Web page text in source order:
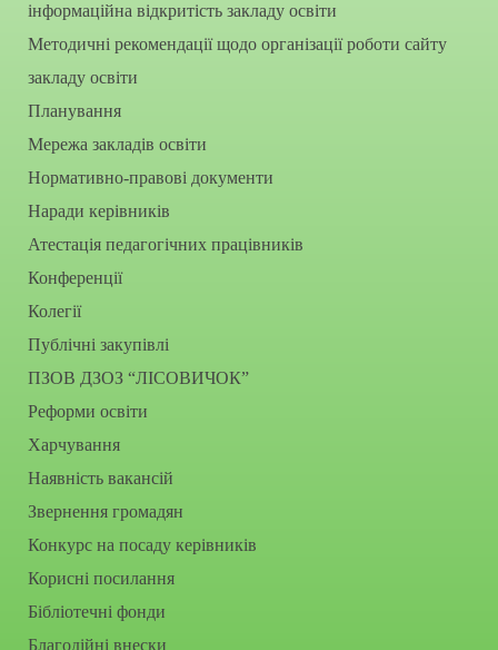
інформаційна відкритість закладу освіти
Методичні рекомендації щодо організації роботи сайту
закладу освіти
Планування
Мережа закладів освіти
Нормативно-правові документи
Наради керівників
Атестація педагогічних працівників
Конференції
Колегії
Публічні закупівлі
ПЗОВ ДЗОЗ “ЛІСОВИЧОК”
Реформи освіти
Харчування
Наявність вакансій
Звернення громадян
Конкурс на посаду керівників
Корисні посилання
Бібліотечні фонди
Благодійні внески